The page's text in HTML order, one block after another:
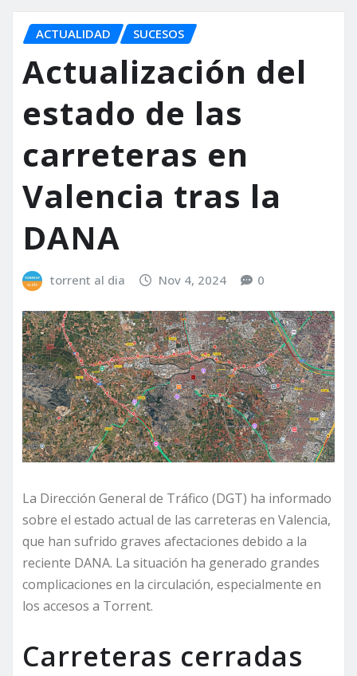
ACTUALIDAD SUCESOS
Actualización del
estado de las
carreteras en
Valencia tras la
DANA
torrent al dia Nov 4, 2024 0
La Dirección General de Tráfico (DGT) ha informado
sobre el estado actual de las carreteras en Valencia,
que han sufrido graves afectaciones debido a la
reciente DANA. La situación ha generado grandes
complicaciones en la circulación, especialmente en
los accesos a Torrent.
Carreteras cerradas